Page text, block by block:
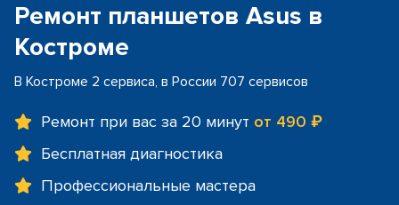
Ремонт планшетов Asus в
Костроме
В Костроме 2 сервиса, в России 707 сервисов
Ремонт при вас за 20 минут от 490 ₽
Бесплатная диагностика
Профессиональные мастера